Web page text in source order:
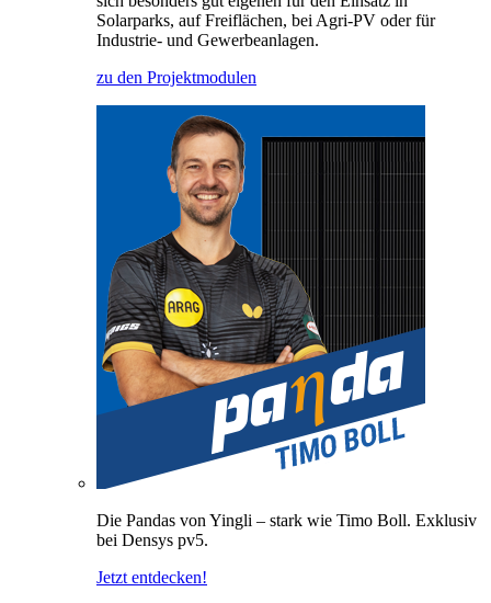
Solarparks, auf Freiflächen, bei Agri-PV oder für
Industrie- und Gewerbeanlagen.
zu den Projektmodulen
Die Pandas von Yingli – stark wie Timo Boll. Exklusiv
bei Densys pv5.
Jetzt entdecken!